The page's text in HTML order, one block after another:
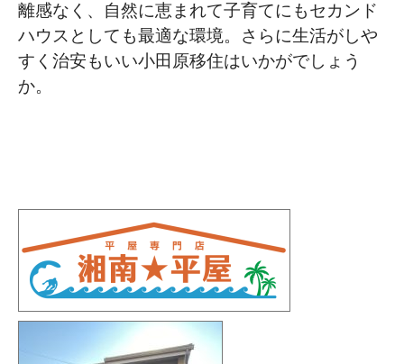
離感なく、自然に恵まれて子育てにもセカンド
ハウスとしても最適な環境。さらに生活がしや
すく治安もいい小田原移住はいかがでしょう
か。